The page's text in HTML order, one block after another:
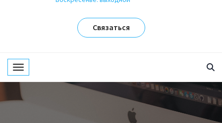
Связаться
Toggle navigation